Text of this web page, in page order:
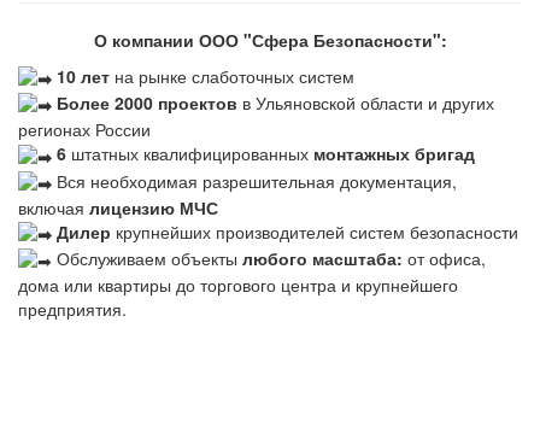
О компании ООО "Сфера Безопасности":
10 лет на рынке слаботочных систем
Более 2000 проектов в Ульяновской области и других
регионах России
6 штатных квалифицированных монтажных бригад
Вся необходимая разрешительная документация,
включая лицензию МЧС
Дилер крупнейших производителей систем безопасности
Обслуживаем объекты любого масштаба: от офиса,
дома или квартиры до торгового центра и крупнейшего
предприятия.